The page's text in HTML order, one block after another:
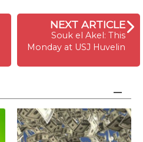
NEXT ARTICLE
Souk el Akel: This
Monday at USJ Huvelin